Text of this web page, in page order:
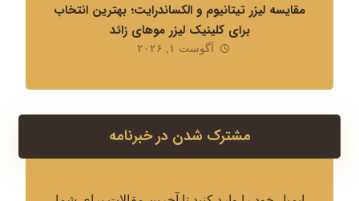
مقایسه لیزر تیتانیوم و الکساندرایت؛ بهترین انتخاب
برای کلینیک لیزر موهای زائد
آگوست ۱, ۲۰۲۶
مشترک شدن در خبرنامه